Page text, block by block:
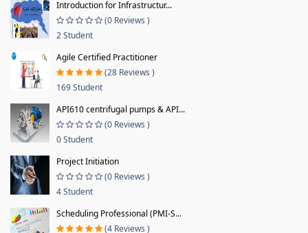
Introduction for Infrastructur...
(0 Reviews )
2 Student
Agile Certified Practitioner
(28 Reviews )
169 Student
API610 centrifugal pumps & API...
(0 Reviews )
0 Student
Project Initiation
(0 Reviews )
4 Student
Scheduling Professional (PMI-S...
(4 Reviews )